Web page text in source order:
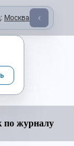
Москва
по журналу